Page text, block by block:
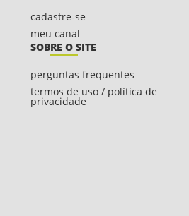
cadastre-se
meu canal
SOBRE O SITE
perguntas frequentes
termos de uso / política de
privacidade